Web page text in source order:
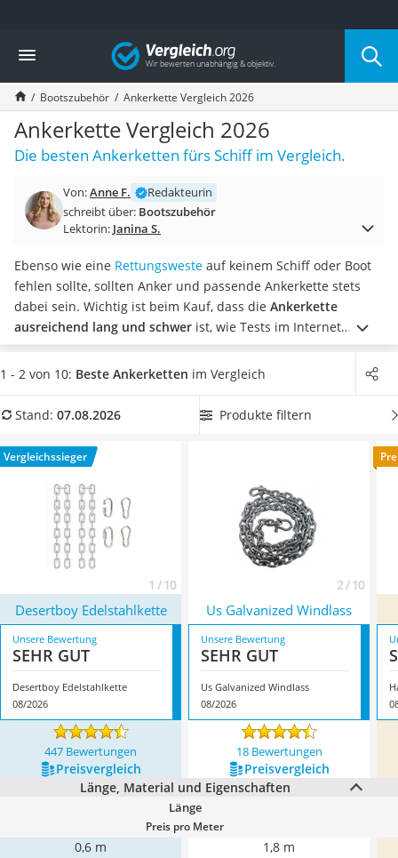
Die beliebtesten Vergleiche nach Kategorie
Auto & Motor
Fahrradträger-Anhängerkupplung (4 Fahrräder)
Fahrradträger
Fahrradträger (Anhängerkupplung)
Fahrradträger 3 Fahrräder
Benzinkanister (20 l)
Fahrradträger E-Bike
Benzinkanister
Wagenheber 3t
AGM-Batterie Wohnmobil
Thule-Fahrradträger
FM-Transmitter
Sommerreifen 205/55 R16
Autobatterie-Ladegerät
Alkoholtester
Diesel-Additiv
Wagenheber
Vergleich
Bootszubehör Ankerkette Vergleich 2026
Ankerkette Vergleich 2026
Die besten Ankerketten fürs Schiff im Vergleich.
Von:Anne F.
Redakteurin
schreibt über: Bootszubehör
Lektorin: Janina S.
Ebenso wie eine Rettungsweste auf keinem Schiff oder Boot
fehlen sollte, sollten Anker und passende Ankerkette stets
dabei sein. Wichtig ist beim Kauf, dass die Ankerkette
ausreichend lang und schwer ist, wie Tests im Internet
zeigen. Auch auf eine hohe Bruchlast sollte Wert gelegt
werden. Wählen Sie jetzt eine Ankerkette aus unserer
Dauer nutzen zu können,
ohne dass sie rostet und dadurch
besonders das Modell
Eigenschaften.
1 - 2 von 10: Beste Ankerketten im Vergleich
Stand: 07.08.2026 Produkte filtern
Vergleichssieger
1 / 10 2 / 10
Desertboy Edelstahlkette Us Galvanized Windlass
Unsere Bewertung
SEHR GUT
Desertboy Edelstahlkette
08/2026
Unsere Bewertung
SEHR GUT
Us Galvanized Windlass
08/2026
447 Bewertungen 18 Bewertungen
Preis­vergleich
Preis­vergleich
Länge, Material und Eigenschaften
Länge
Preis pro Meter
0,6 m 1,8 m